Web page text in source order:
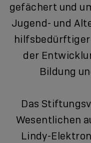
gefächert und
Jugend- und
hilfsbedürftiger
der
Bildung
Das
Wesentlichen
Lindy-